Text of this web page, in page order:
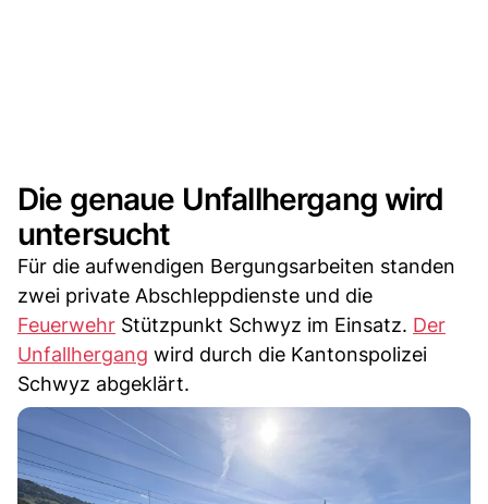
Die genaue Unfallhergang wird
untersucht
Für die aufwendigen Bergungsarbeiten standen
zwei private Abschleppdienste und die
Feuerwehr Stützpunkt Schwyz im Einsatz. Der
Unfallhergang wird durch die Kantonspolizei
Schwyz abgeklärt.